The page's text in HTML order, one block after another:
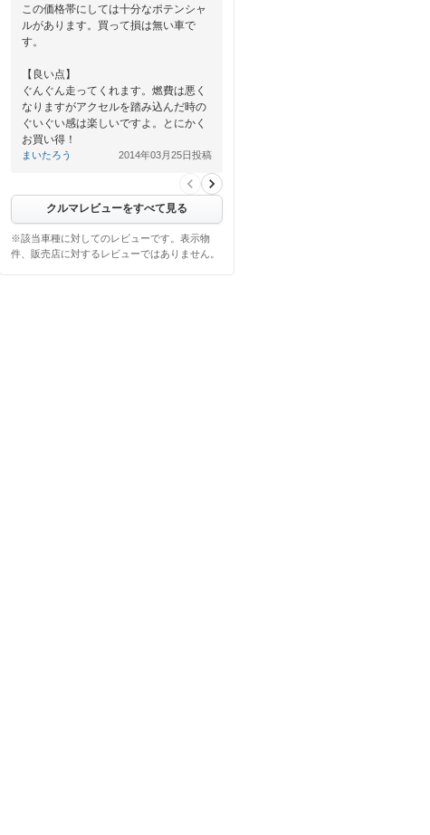
この価格帯にしては十分なポテンシャ
ルがあります。買って損は無い車で
す。
【良い点】
ぐんぐん走ってくれます。燃費は悪く
なりますがアクセルを踏み込んだ時の
ぐいぐい感は楽しいですよ。とにかく
お買い得！
まいたろう 2014年03月25日投稿
クルマレビューをすべて見る
※該当車種に対してのレビューです。表示物
件、販売店に対するレビューではありません。